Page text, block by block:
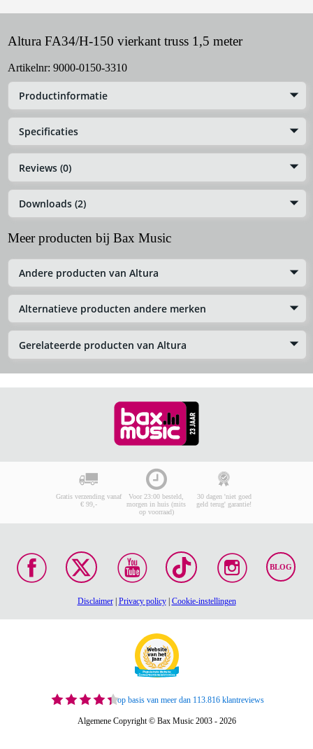
Altura FA34/H-150 vierkant truss 1,5 meter
Artikelnr: 9000-0150-3310
Productinformatie
Specificaties
Reviews (0)
Downloads (2)
Meer producten bij Bax Music
Andere producten van Altura
Alternatieve producten andere merken
Gerelateerde producten van Altura
Gratis verzending vanaf
€ 99,-
Voor 23:00 besteld,
morgen in huis (mits
op voorraad)
30 dagen 'niet goed
geld terug' garantie!
BLOG
Disclaimer| Privacy policy| Cookie-instellingen
op basis van meer dan 113.816 klantreviews
Algemene Copyright © Bax Music 2003 - 2026